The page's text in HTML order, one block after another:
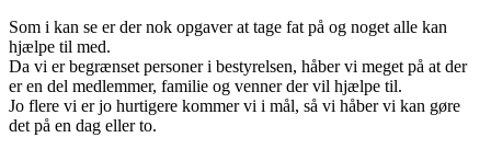
Som i kan se er der nok opgaver at tage fat på og noget alle kan
hjælpe til med.
Da vi er begrænset personer i bestyrelsen, håber vi meget på at der
er en del medlemmer, familie og venner der vil hjælpe til.
Jo flere vi er jo hurtigere kommer vi i mål, så vi håber vi kan gøre
det på en dag eller to.